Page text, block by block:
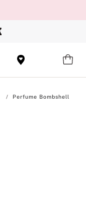
Perfume Bombshell